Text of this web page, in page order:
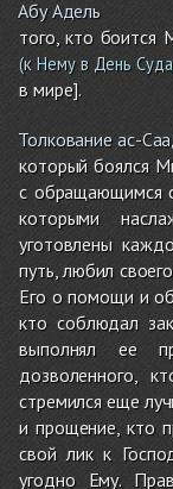
Абу Адель
того, кто боится
(к Нему в День
в мире].
Толкование ас-
который боялся
с обращающимся
которыми
уготовлены
путь, любил
Его о помощи и
кто соблюдал
выполнял ее
дозволенного,
стремился еще
и прощение, кто
свой лик к
угодно Ему.